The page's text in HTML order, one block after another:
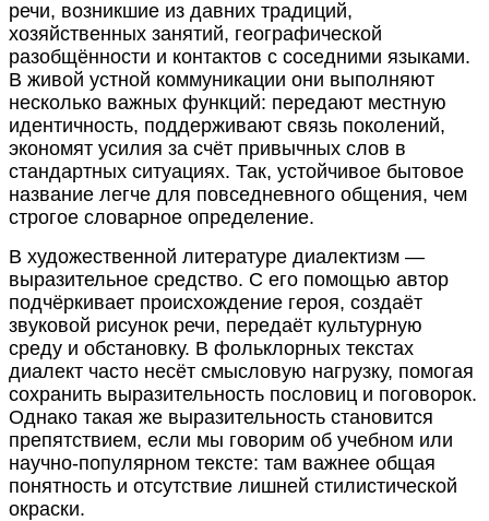
речи, возникшие из давних традиций,
хозяйственных занятий, географической
разобщённости и контактов с соседними языками.
В живой устной коммуникации они выполняют
несколько важных функций: передают местную
идентичность, поддерживают связь поколений,
экономят усилия за счёт привычных слов в
стандартных ситуациях. Так, устойчивое бытовое
название легче для повседневного общения, чем
строгое словарное определение.
В художественной литературе диалектизм —
выразительное средство. С его помощью автор
подчёркивает происхождение героя, создаёт
звуковой рисунок речи, передаёт культурную
среду и обстановку. В фольклорных текстах
диалект часто несёт смысловую нагрузку, помогая
сохранить выразительность пословиц и поговорок.
Однако такая же выразительность становится
препятствием, если мы говорим об учебном или
научно-популярном тексте: там важнее общая
понятность и отсутствие лишней стилистической
окраски.